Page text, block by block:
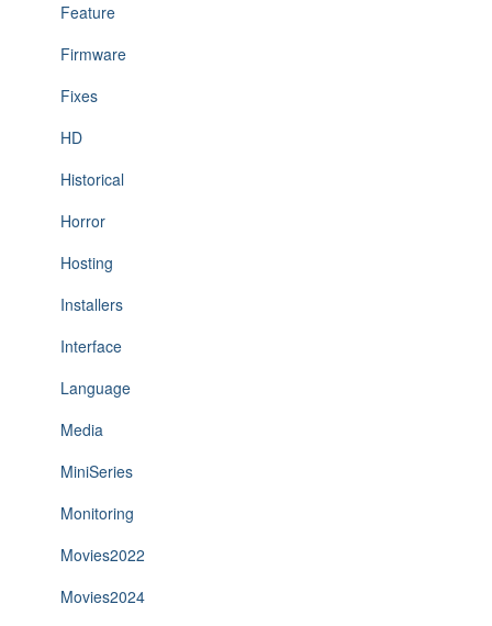
Feature
Firmware
Fixes
HD
Historical
Horror
Hosting
Installers
Interface
Language
Media
MiniSeries
Monitoring
Movies2022
Movies2024